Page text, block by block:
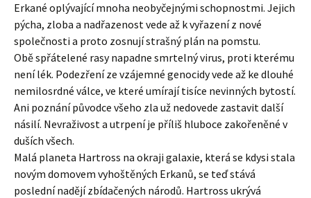
Erkané oplývající mnoha neobyčejnými schopnostmi. Jejich
pýcha, zloba a nadřazenost vede až k vyřazení z nové
společnosti a proto zosnují strašný plán na pomstu.
Obě spřátelené rasy napadne smrtelný virus, proti kterému
není lék. Podezření ze vzájemné genocidy vede až ke dlouhé
nemilosrdné válce, ve které umírají tisíce nevinných bytostí.
Ani poznání původce všeho zla už nedovede zastavit další
násilí. Nevraživost a utrpení je příliš hluboce zakořeněné v
duších všech.
Malá planeta Hartross na okraji galaxie, která se kdysi stala
novým domovem vyhoštěných Erkanů, se teď stává
poslední nadějí zbídačených národů. Hartross ukrývá